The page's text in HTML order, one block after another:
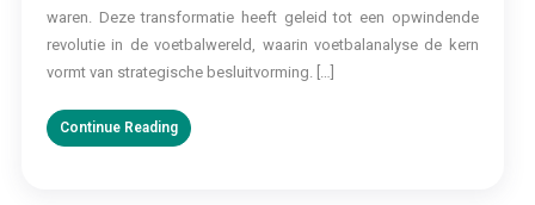
waren. Deze transformatie heeft geleid tot een opwindende
revolutie in de voetbalwereld, waarin voetbalanalyse de kern
vormt van strategische besluitvorming. […]
Continue Reading